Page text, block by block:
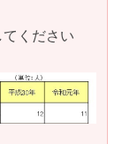
ください